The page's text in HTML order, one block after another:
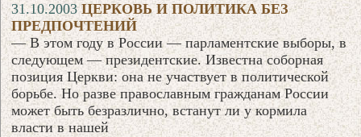
31.10.2003ЦЕРКОВЬ И ПОЛИТИКА БЕЗ
ПРЕДПОЧТЕНИЙ
— В этом году в России — парламентские выборы, в
следующем — президентские. Известна соборная
позиция Церкви: она не участвует в политической
борьбе. Но разве православным гражданам России
может быть безразлично, встанут ли у кормила
власти в нашей